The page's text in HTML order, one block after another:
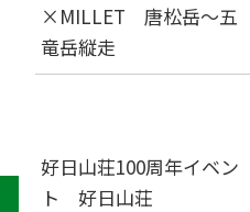
×MILLET 唐松岳～五
竜岳縦走
好日山荘100周年イベン
ト 好日山荘